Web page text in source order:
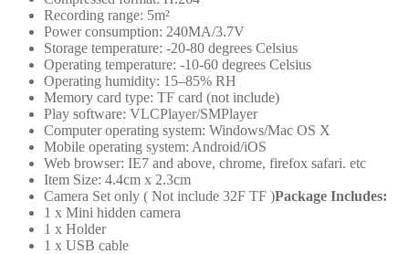
Recording range: 5m²
Power consumption: 240MA/3.7V
Storage temperature: -20-80 degrees Celsius
Operating temperature: -10-60 degrees Celsius
Operating humidity: 15–85% RH
Memory card type: TF card (not include)
Play software: VLCPlayer/SMPlayer
Computer operating system: Windows/Mac OS X
Mobile operating system: Android/iOS
Web browser: IE7 and above, chrome, firefox safari. etc
Item Size: 4.4cm x 2.3cm
Camera Set only ( Not include 32F TF )Package Includes:
1 x Mini hidden camera
1 x Holder
1 x USB cable